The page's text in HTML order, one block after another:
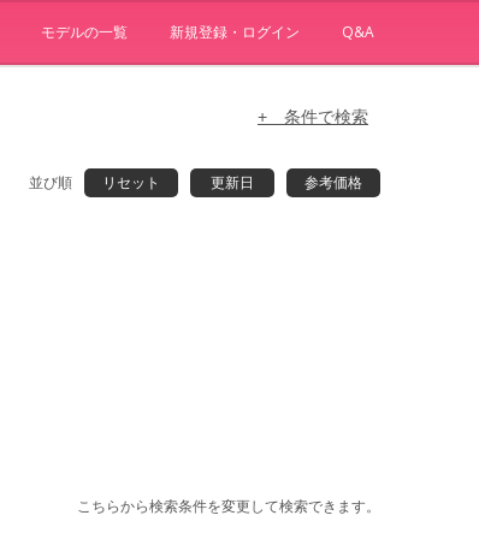
モデルの一覧 新規登録・ログイン Q&A
+ 条件で検索
並び順 リセット 更新日 参考価格
こちらから検索条件を変更して検索できます。